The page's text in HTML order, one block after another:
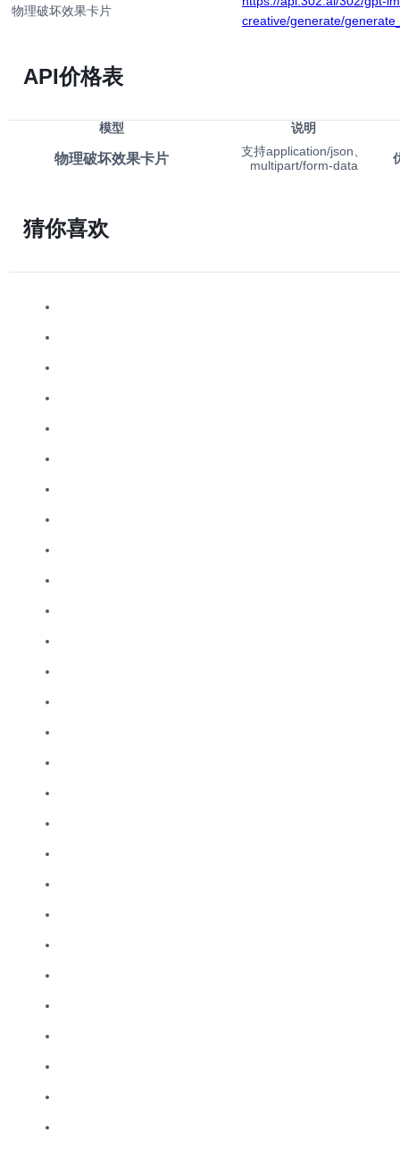
物理破坏效果卡片
creative/generate/
API价格表
模型 说明
物理破坏效果卡片
支持application/json、
multipart/form-data
猜你喜欢